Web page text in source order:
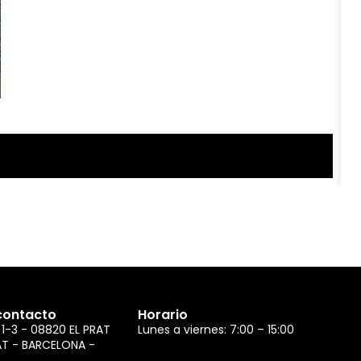
1-3 - 08820 EL PRAT
- BARCELONA -
Horario
Lunes a viernes: 7:00 – 15:00